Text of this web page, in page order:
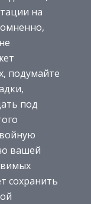
на
подумайте
под
вашей
сохранить